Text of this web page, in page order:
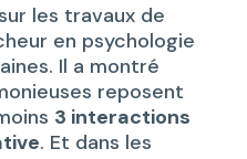
les travaux de
en psychologie
Il a montré
reposent
3 interactions
. Et dans les